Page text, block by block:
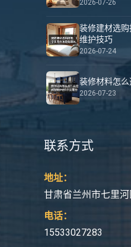
2026-07-26
装修建材选
维护技巧
2026-07-24
装修材料怎
2026-07-23
联系方式
地址：
甘肃省兰州市七里
电话：
15533027283